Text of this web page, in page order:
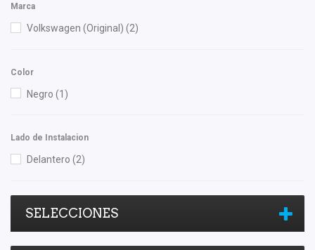
Marca
Volkswagen (Original) (2)
Color
Negro (1)
Lado de Instalacion
Delantero (2)
SELECCIONES